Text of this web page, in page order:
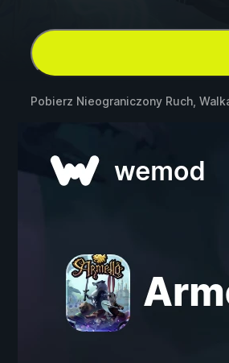
Pobierz Nieograniczony Ruch,